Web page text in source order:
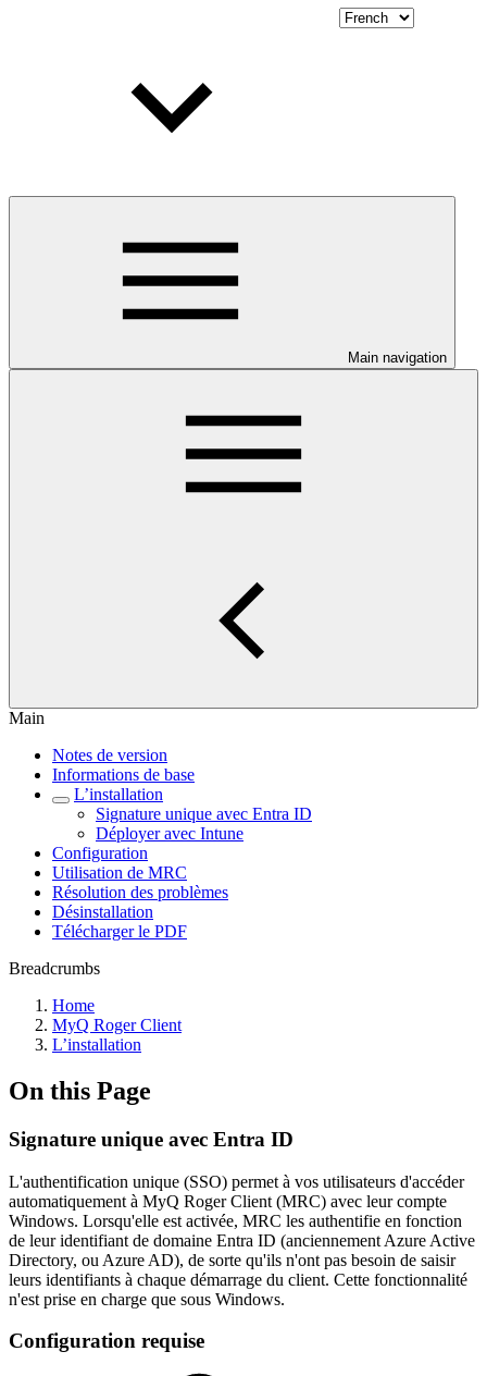
Main navigation
Main
Notes de version
Informations de base
L’installation
Signature unique avec Entra ID
Déployer avec Intune
Configuration
Utilisation de MRC
Résolution des problèmes
Désinstallation
Télécharger le PDF
Breadcrumbs
Home
MyQ Roger Client
L’installation
On this Page
Signature unique avec Entra ID
L'authentification unique (SSO) permet à vos utilisateurs d'accéder
automatiquement à MyQ Roger Client (MRC) avec leur compte
Windows. Lorsqu'elle est activée, MRC les authentifie en fonction
de leur identifiant de domaine Entra ID (anciennement Azure Active
Directory, ou Azure AD), de sorte qu'ils n'ont pas besoin de saisir
leurs identifiants à chaque démarrage du client. Cette fonctionnalité
n'est prise en charge que sous Windows.
Configuration requise